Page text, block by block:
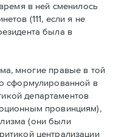
в ней сменилось
(111, если я не
была в
многие правые в той
сформулированной в
департаментов
провинциям),
(они были
централизации